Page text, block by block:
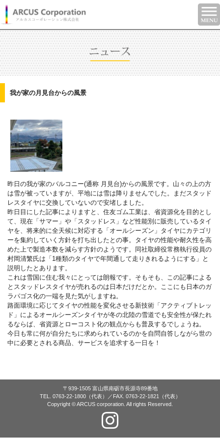
我が家の月見台からの風景
昨日の我が家のバルコニー(通称 月見台)からの風景です。山々の上の方
は雪が被っていますが、平地には雪は降りませんでした。まだスタッド
レスタイヤに交換していないので安堵しました。
昨日目にした記事によりますと、住友ゴム工業は、省資源化を目的とし
て、現在「サマー」や「スタッドレス」など性能別に販売しているタイ
ヤを、将来的に全天候に対応する「オールシーズン」タイヤにカテゴリ
ーを集約していく方針を打ち出したとの事。タイヤの性能や耐久性を高
めた上で製造本数を減らす方針のようです。同社取締役常務執行役員の
村岡清繁氏は「1種類のタイヤで年間通して走りきれるようにする」と
説明したとあります。
これは雪国に住む我々にとっては朗報です。そもそも、この記事による
とスタッドレスタイヤが売れるのは日本だけだとか。ここにも日本のガ
ラパゴス化の一端を見た気がしますね。
路面環境に応じてタイヤの性能を変化させる新技術「アクティブトレッ
ド」によるオールシーズンタイヤが冬の北陸の雪道でも安全性が保たれ
るならば、省資源とローコスト化の観点からも普及するでしょうね。
今日も常に何が自分たちに求められているのかを自問自答しながら世の
中に必要とされる商品、サービスを追求する一日を！
〒939-1505 富山県南砺市長源寺89番地
TEL. 0763-22-1800（代表）／FAX. 0763-22-1821（代表）
Copyright © ARCUS corporation. All rights Reserved.